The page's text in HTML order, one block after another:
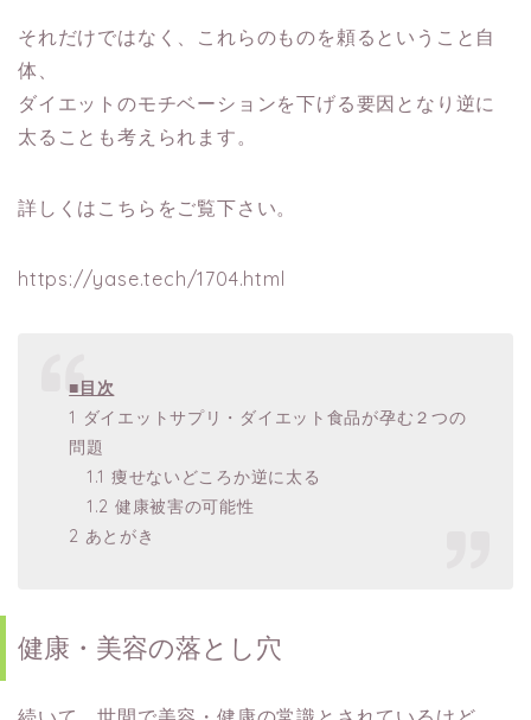
それだけではなく、これらのものを頼るということ自
体、
ダイエットのモチベーションを下げる要因となり逆に
太ることも考えられます。
詳しくはこちらをご覧下さい。
https://yase.tech/1704.html
■目次
1 ダイエットサプリ・ダイエット食品が孕む２つの
問題
1.1 痩せないどころか逆に太る
1.2 健康被害の可能性
2 あとがき
健康・美容の落とし穴